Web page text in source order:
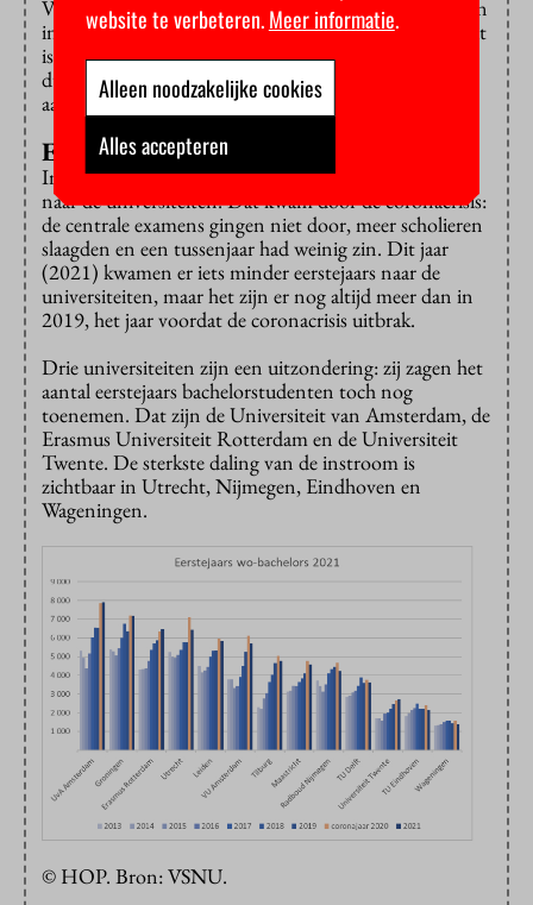
Verder willen de universiteiten een ‘noodfixus’ kunnen
instellen als een opleiding onverwacht hard groeit. Dat
is nu wettelijk niet toegestaan. Het moet vooraf
duidelijk zijn als een opleiding studenten een beperkt
aantal studenten toelaat.
Eerstejaars
In 2020 kwam er overigens een golf van eerstejaars
naar de universiteiten. Dat kwam door de coronacrisis:
de centrale examens gingen niet door, meer scholieren
slaagden en een tussenjaar had weinig zin. Dit jaar
(2021) kwamen er iets minder eerstejaars naar de
universiteiten, maar het zijn er nog altijd meer dan in
2019, het jaar voordat de coronacrisis uitbrak.
Drie universiteiten zijn een uitzondering: zij zagen het
aantal eerstejaars bachelorstudenten toch nog
toenemen. Dat zijn de Universiteit van Amsterdam, de
Erasmus Universiteit Rotterdam en de Universiteit
Twente. De sterkste daling van de instroom is
zichtbaar in Utrecht, Nijmegen, Eindhoven en
Wageningen.
© HOP. Bron: VSNU.
website te verbeteren.Meer informatie.
Alleen noodzakelijke cookies
Alles accepteren